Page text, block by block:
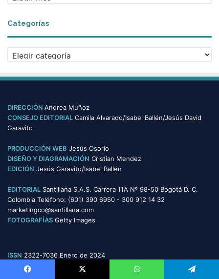
r
h
i
v
Categorías
a
e
o
r
í
s
DIRECCIÓN Andrea Muñoz
CONSEJO EDITORIAL Camila Alvarado/Isabel Ballén/Jesús David
Garavito
PRODUCCIÓN WEB Jesús Osorio
DISEÑO Y DIAGRAMACIÓN Cristian Mendez
EDICIÓN Jesús Garavito/Isabel Ballén
EDITORIAL Santillana S.A.S. Carrera 11A Nº 98-50 Bogotá D. C.
Colombia Teléfono: (601) 390 6950 - 300 912 14 32
marketingco@santillana.com
FOTOGRAFÍAS Getty Images
ISSN 2322-7036 Enero de 2024